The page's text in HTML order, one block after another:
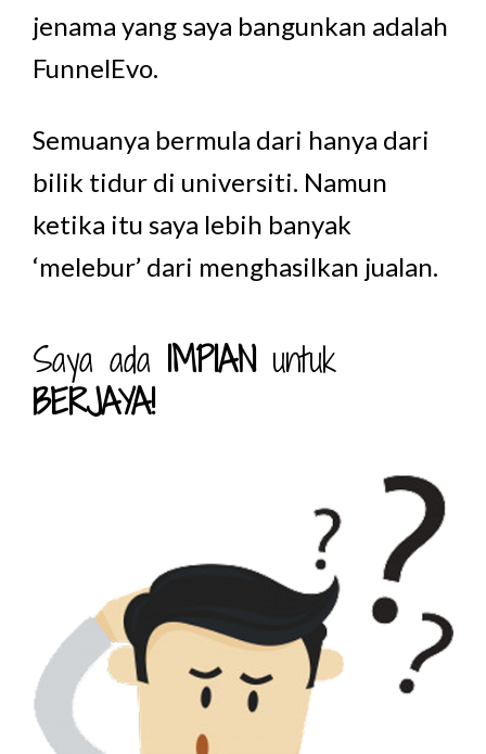
jenama yang saya bangunkan adalah
FunnelEvo.
Semuanya bermula dari hanya dari
bilik tidur di universiti. Namun
ketika itu saya lebih banyak
‘melebur’ dari menghasilkan jualan.
Saya ada IMPIANuntuk
BERJAYA!